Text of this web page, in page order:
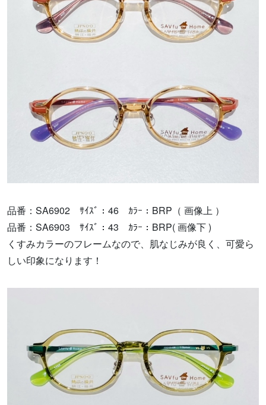
品番：SA6902 ｻｲｽﾞ：46 ｶﾗｰ：BRP（ 画像上 ）
品番：SA6903 ｻｲｽﾞ：43 ｶﾗｰ：BRP( 画像下 )
くすみカラーのフレームなので、肌なじみが良く、可愛ら
しい印象になります！